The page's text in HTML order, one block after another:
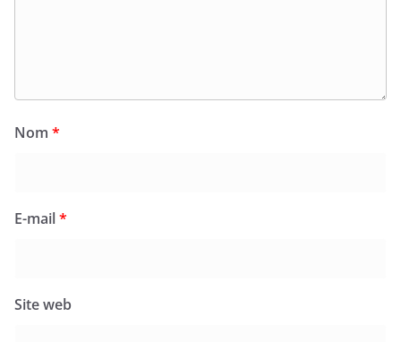
Nom *
E-mail*
Site web